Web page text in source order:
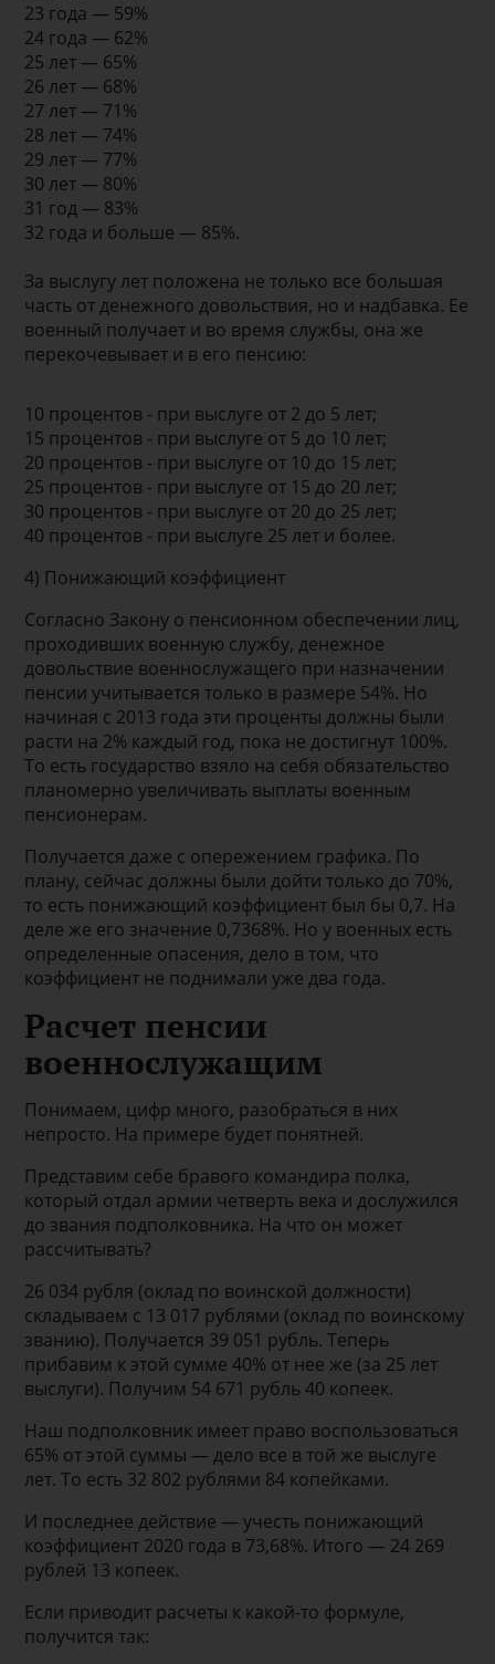
23 года — 59%
24 года — 62%
25 лет — 65%
26 лет — 68%
27 лет — 71%
28 лет — 74%
29 лет — 77%
30 лет — 80%
31 год — 83%
32 года и больше — 85%.
За выслугу лет положена не только все большая
часть от денежного довольствия, но и надбавка. Ее
военный получает и во время службы, она же
перекочевывает и в его пенсию:
10 процентов - при выслуге от 2 до 5 лет;
15 процентов - при выслуге от 5 до 10 лет;
20 процентов - при выслуге от 10 до 15 лет;
25 процентов - при выслуге от 15 до 20 лет;
30 процентов - при выслуге от 20 до 25 лет;
40 процентов - при выслуге 25 лет и более.
4) Понижающий коэффициент
Согласно Закону о пенсионном обеспечении лиц,
проходивших военную службу, денежное
довольствие военнослужащего при назначении
пенсии учитывается только в размере 54%. Но
начиная с 2013 года эти проценты должны были
расти на 2% каждый год, пока не достигнут 100%.
То есть государство взяло на себя обязательство
планомерно увеличивать выплаты военным
пенсионерам.
Получается даже с опережением графика. По
плану, сейчас должны были дойти только до 70%,
то есть понижающий коэффициент был бы 0,7. На
деле же его значение 0,7368%. Но у военных есть
определенные опасения, дело в том, что
коэффициент не поднимали уже два года.
Расчет пенсии
военнослужащим
Понимаем, цифр много, разобраться в них
непросто. На примере будет понятней.
Представим себе бравого командира полка,
который отдал армии четверть века и дослужился
до звания подполковника. На что он может
рассчитывать?
26 034 рубля (оклад по воинской должности)
складываем с 13 017 рублями (оклад по воинскому
званию). Получается 39 051 рубль. Теперь
прибавим к этой сумме 40% от нее же (за 25 лет
выслуги). Получим 54 671 рубль 40 копеек.
Наш подполковник имеет право воспользоваться
65% от этой суммы — дело все в той же выслуге
лет. То есть 32 802 рублями 84 копейками.
И последнее действие — учесть понижающий
коэффициент 2020 года в 73,68%. Итого — 24 269
рублей 13 копеек.
Если приводит расчеты к какой-то формуле,
получится так: